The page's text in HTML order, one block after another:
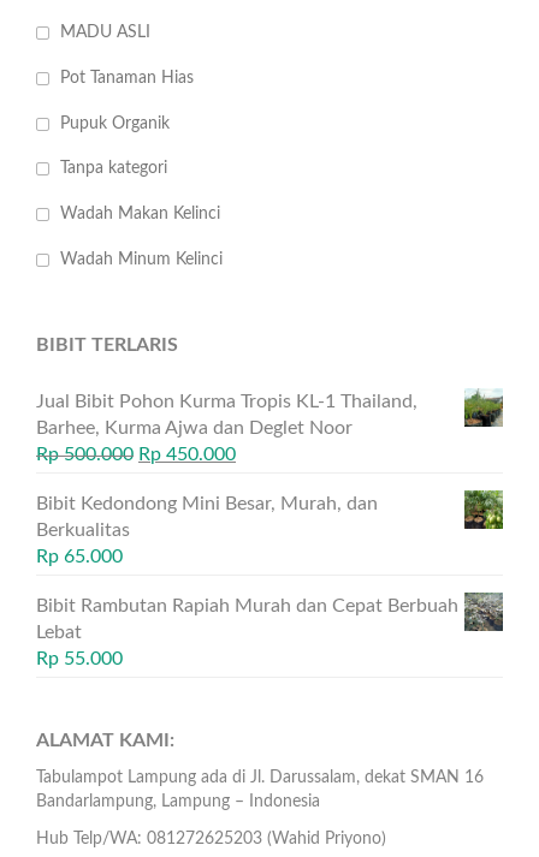
MADU ASLI
Pot Tanaman Hias
Pupuk Organik
Tanpa kategori
Wadah Makan Kelinci
Wadah Minum Kelinci
BIBIT TERLARIS
Jual Bibit Pohon Kurma Tropis KL-1 Thailand,
Barhee, Kurma Ajwa dan Deglet Noor
Rp500.000 Rp 450.000
Bibit Kedondong Mini Besar, Murah, dan
Berkualitas
Rp 65.000
Bibit Rambutan Rapiah Murah dan Cepat Berbuah
Lebat
Rp 55.000
ALAMAT KAMI:
Tabulampot Lampung ada di Jl. Darussalam, dekat SMAN 16
Bandarlampung, Lampung – Indonesia
Hub Telp/WA: 081272625203 (Wahid Priyono)